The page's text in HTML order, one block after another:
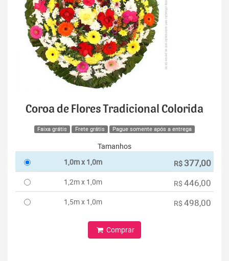
Coroa de Flores Tradicional Colorida
Faixa grátis Frete grátis Pague somente após a entrega
Tamanhos
1,0m x 1,0m
R$ 377,00
1,2m x 1,0m R$ 446,00
1,5m x 1,0m R$ 498,00
Comprar